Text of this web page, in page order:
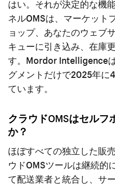
はい。それが決定的な機
ネルOMSは、マーケット
ョップ、あなたのウェブ
キューに引き込み、在庫
す。Mordor Intelligence
グメントだけで2025年に
ています。
クラウドOMSはセルフ
か？
ほぼすべての独立した販
ウドOMSツールは継続的
て配送業者と統合し、サ